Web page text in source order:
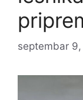
septembar